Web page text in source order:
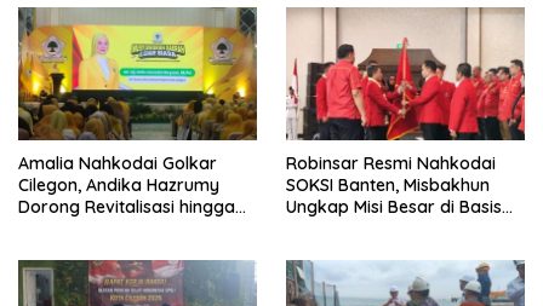
Amalia Nahkodai Golkar
Cilegon, Andika Hazrumy
Dorong Revitalisasi hingga
Robinsar Resmi Nahkodai
SOKSI Banten, Misbakhun
Ungkap Misi Besar di Basis